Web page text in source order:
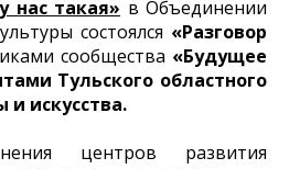
нас такая» в Объединении
состоялся «Разговор
сообщества «Будущее
Тульского областного
искусства.
центров развития